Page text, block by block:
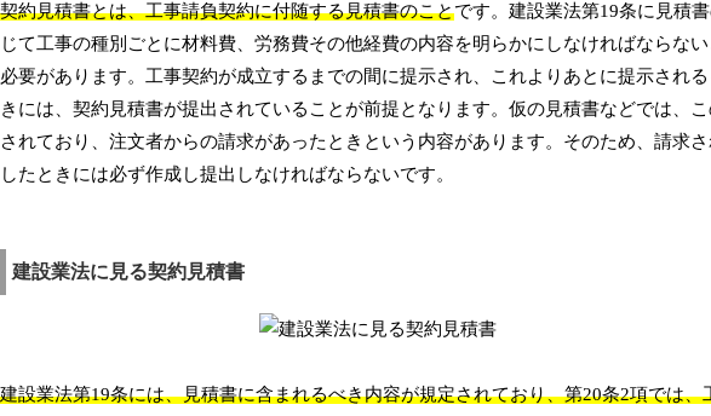
契約見積書とは、工事請負契約に付随する見積書のことです。建設業法第19条に見積
じて工事の種別ごとに材料費、労務費その他経費の内容を明らかにしなければならな
必要があります。工事契約が成立するまでの間に提示され、これよりあとに提示され
きには、契約見積書が提出されていることが前提となります。仮の見積書などでは、
されており、注文者からの請求があったときという内容があります。そのため、請求
したときには必ず作成し提出しなければならないです。
建設業法に見る契約見積書
建設業法第19条には、見積書に含まれるべき内容が規定されており、第20条2項では